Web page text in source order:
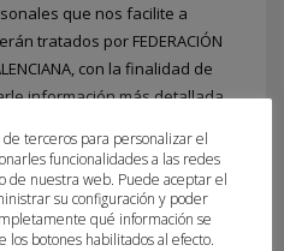
que nos facilite a
tratados por FEDERACIÓN
con la finalidad de
información más detallada.
terceros para personalizar el
funcionalidades a las redes
de nuestra web. Puede aceptar el
su configuración y poder
qué información se
los botones habilitados al efecto.